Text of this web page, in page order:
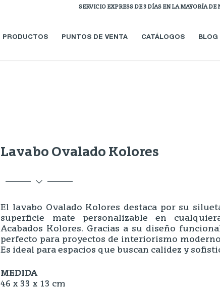
SERVICIO EXPRESS DE 3 DÍAS EN LA MAYORÍA DE
PRODUCTOS PUNTOS DE VENTA CATÁLOGOS BLOG
Lavabo Ovalado Kolores
El lavabo Ovalado Kolores destaca por su
superficie mate personalizable en
Acabados Kolores. Gracias a su diseño
perfecto para proyectos de interiorismo
Es ideal para espacios que buscan calidez y
MEDIDA
46 x 33 x 13 cm